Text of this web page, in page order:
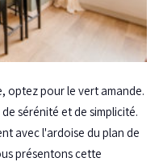
optez pour le vert amande.
sérénité et de simplicité.
avec l'ardoise du plan de
présentons cette